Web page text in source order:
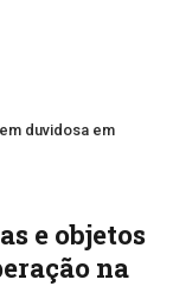
duvidosa em
e objetos
na